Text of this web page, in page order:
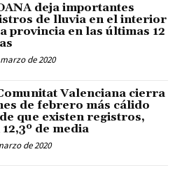
deja importantes
de lluvia en el interior
provincia en las últimas 12
de 2020
Valenciana cierra
de febrero más cálido
que existen registros,
de media
de 2020